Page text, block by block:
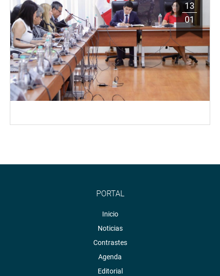
13
01
PORTAL
Inicio
Noticias
Contrastes
Agenda
Editorial